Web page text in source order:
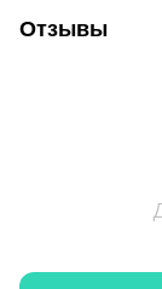
Отзывы